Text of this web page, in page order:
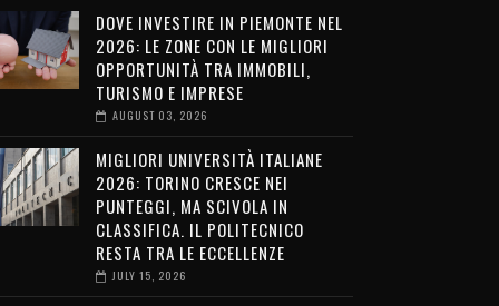
DOVE INVESTIRE IN PIEMONTE NEL
2026: LE ZONE CON LE MIGLIORI
OPPORTUNITÀ TRA IMMOBILI,
TURISMO E IMPRESE
AUGUST 03, 2026
MIGLIORI UNIVERSITÀ ITALIANE
2026: TORINO CRESCE NEI
PUNTEGGI, MA SCIVOLA IN
CLASSIFICA. IL POLITECNICO
RESTA TRA LE ECCELLENZE
JULY 15, 2026